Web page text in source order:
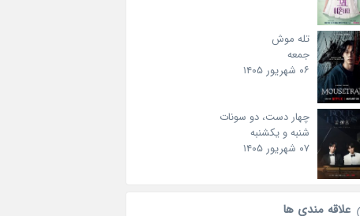
تله موش
جمعه
۰۶ شهریور ۱۴۰۵
چهار دست، دو سونات
شنبه و یکشنبه
۰۷ شهریور ۱۴۰۵
علاقه‌ مندی ها